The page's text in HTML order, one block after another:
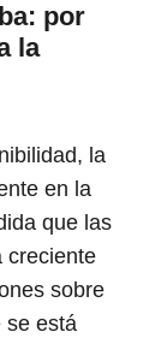
por
la
la
en la
que las
creciente
sobre
se está